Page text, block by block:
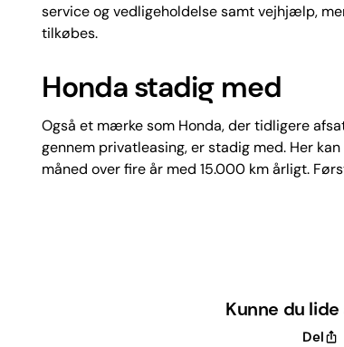
service og vedligeholdelse samt vejhjælp,
tilkøbes.
Honda stadig med
Også et mærke som Honda, der tidligere
gennem privatleasing, er stadig med. Her
måned over fire år med 15.000 km årligt.
Kunne du
Del